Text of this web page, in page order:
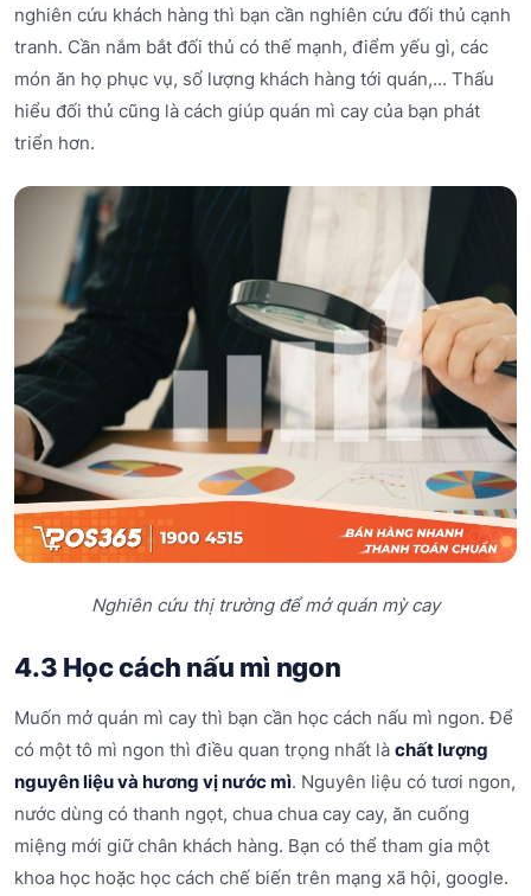
nghiên cứu khách hàng thì bạn cần nghiên cứu đối thủ cạnh
tranh. Cần nắm bắt đối thủ có thế mạnh, điểm yếu gì, các
món ăn họ phục vụ, số lượng khách hàng tới quán,... Thấu
hiểu đối thủ cũng là cách giúp quán mì cay của bạn phát
triển hơn.
Nghiên cứu thị trường để mở quán mỳ cay
4.3 Học cách nấu mì ngon
Muốn mở quán mì cay thì bạn cần học cách nấu mì ngon. Để
có một tô mì ngon thì điều quan trọng nhất là chất lượng
nguyên liệu và hương vị nước mì. Nguyên liệu có tươi ngon,
nước dùng có thanh ngọt, chua chua cay cay, ăn cuống
miệng mới giữ chân khách hàng. Bạn có thể tham gia một
khoa học hoặc học cách chế biến trên mạng xã hội, google.